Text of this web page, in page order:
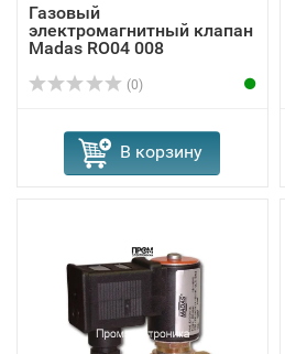
Газовый
электромагнитный клапан
Madas RO04 008
(0)
В корзину